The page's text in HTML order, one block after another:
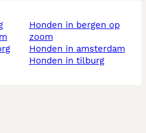
honden in bergen op
zoom
honden in amsterdam
honden in tilburg